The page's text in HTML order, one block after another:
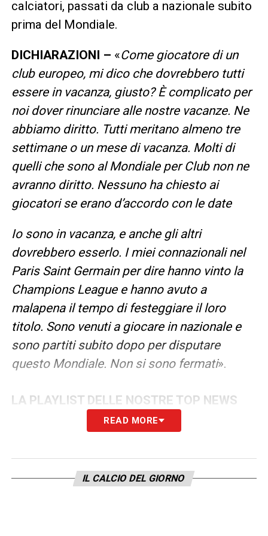
calciatori, passati da club a nazionale subito
prima del Mondiale.
DICHIARAZIONI – «Come giocatore di un
club europeo, mi dico che dovrebbero tutti
essere in vacanza, giusto? È complicato per
noi dover rinunciare alle nostre vacanze. Ne
abbiamo diritto. Tutti meritano almeno tre
settimane o un mese di vacanza. Molti di
quelli che sono al Mondiale per Club non ne
avranno diritto. Nessuno ha chiesto ai
giocatori se erano d’accordo con le date
Io sono in vacanza, e anche gli altri
dovrebbero esserlo. I miei connazionali nel
Paris Saint Germain per dire hanno vinto la
Champions League e hanno avuto a
malapena il tempo di festeggiare il loro
titolo. Sono venuti a giocare in nazionale e
sono partiti subito dopo per disputare
questo Mondiale. Non si sono fermati».
LA PLAYLIST DELLE NOSTRE TOP NEWS
READ MORE
IL CALCIO DEL GIORNO